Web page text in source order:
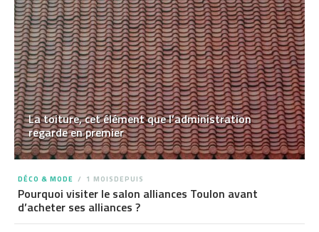
La toiture, cet élément que l’administration
regarde en premier
DÉCO & MODE 1 MOISDEPUIS
Pourquoi visiter le salon alliances Toulon avant
d’acheter ses alliances ?